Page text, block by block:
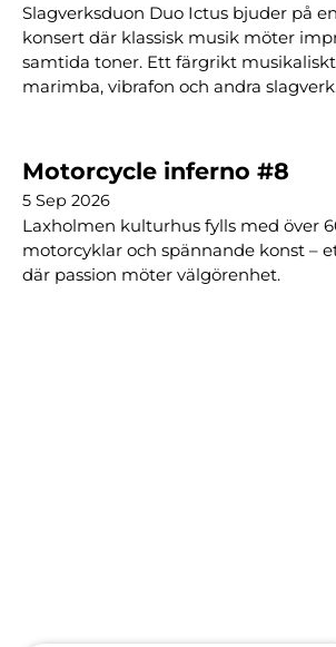
Slagverksduon Duo Ictus bjuder på
konsert där klassisk musik möter
samtida toner. Ett färgrikt
marimba, vibrafon och andra slagverk.
Motorcycle inferno #8
5 Sep 2026
Laxholmen kulturhus fylls med över
motorcyklar och spännande konst –
där passion möter välgörenhet.